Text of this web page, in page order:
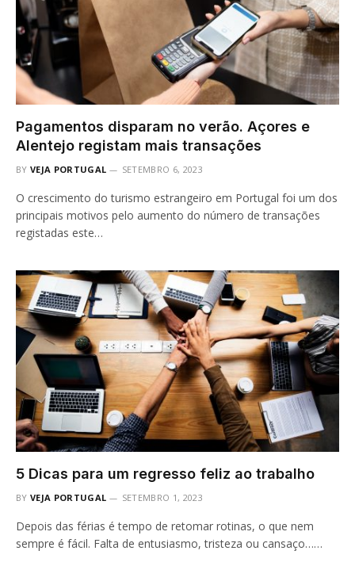
Pagamentos disparam no verão. Açores e
Alentejo registam mais transações
BY VEJA PORTUGAL SETEMBRO 6, 2023
O crescimento do turismo estrangeiro em Portugal foi um dos
principais motivos pelo aumento do número de transações
registadas este…
5 Dicas para um regresso feliz ao trabalho
BY VEJA PORTUGAL SETEMBRO 1, 2023
Depois das férias é tempo de retomar rotinas, o que nem
sempre é fácil. Falta de entusiasmo, tristeza ou cansaço……